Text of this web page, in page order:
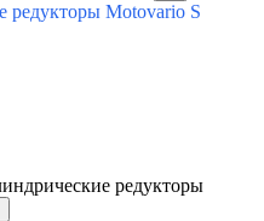
редукторы Motovario S
редукторы